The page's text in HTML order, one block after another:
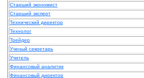
Старший экономист
Старший эксперт
Технический директор
Технолог
Трейдер
Ученый секретарь
Учитель
Финансовый аналитик
Финансовый директор